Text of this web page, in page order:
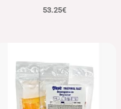
53.25€
original
era:
83.77€.
actual
81.26€.